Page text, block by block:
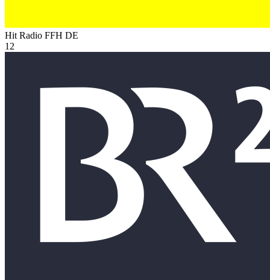
Hit Radio FFH DE
12